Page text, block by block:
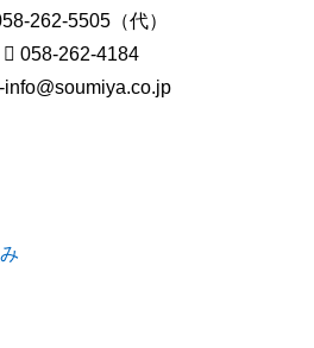
262-5505（代）
058-262-4184
info@soumiya.co.jp